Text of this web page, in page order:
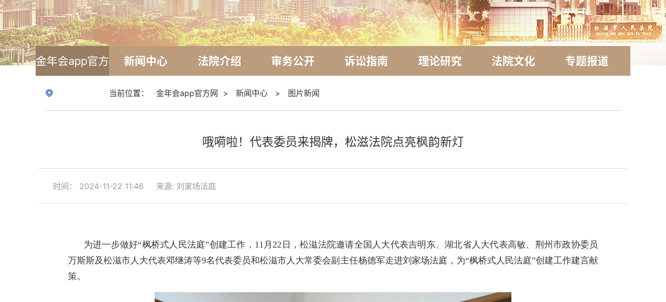
金年会app官方 新闻中心 法院介绍 审务公开 诉讼指南 理论研究 法院文化 专题报道
当前位置： 金年会app官方网 > 新闻中心 > 图片新闻
哦嗬啦！代表委员来揭牌，松滋法院点亮枫韵新灯
时间： 2024-11-22 11:46 来源: 刘家场法庭
为进一步做好“枫桥式人民法庭”创建工作，11月22日，松滋法院邀请全国人大代表吉明东、湖北省人大代表高敏、荆州市政协委员
万斯斯及松滋市人大代表邓继涛等9名代表委员和松滋市人大常委会副主任杨德军走进刘家场法庭，为“枫桥式人民法庭”创建工作建言献
策。